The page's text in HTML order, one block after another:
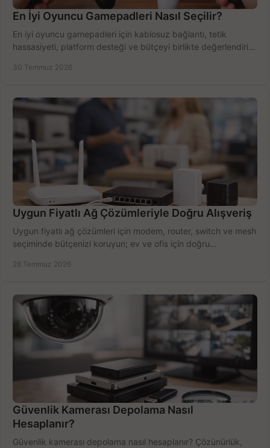
En İyi Oyuncu Gamepadleri Nasıl Seçilir?
En iyi oyuncu gamepadleri için kablosuz bağlantı, tetik
hassasiyeti, platform desteği ve bütçeyi birlikte değerlendirin;
30 Temmuz 2026
Uygun Fiyatlı Ağ Çözümleriyle Doğru Alışveriş
Uygun fiyatlı ağ çözümleri için modem, router, switch ve mesh
seçiminde bütçenizi koruyun; ev ve ofis için doğru
28 Temmuz 2026
Güvenlik Kamerası Depolama Nasıl
Hesaplanır?
Güvenlik kamerası depolama nasıl hesaplanır? Çözünürlük,